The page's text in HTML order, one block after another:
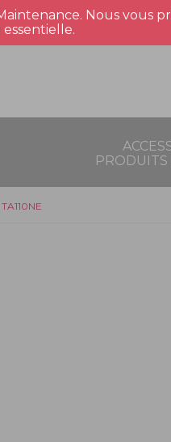
Nous vous